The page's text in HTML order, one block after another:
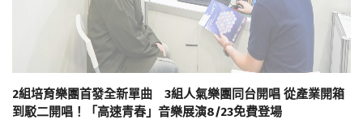
2組培育樂團首發全新單曲 3組人氣樂團同台開唱 從產業開箱
到駁二開唱！「高速青春」音樂展演8/23免費登場